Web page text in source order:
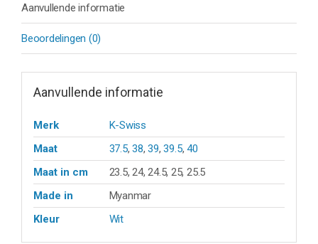
Aanvullende informatie
Beoordelingen (0)
Aanvullende informatie
Merk
K-Swiss
Maat
37.5,38,39,39.5,40
Maat in cm
23.5, 24, 24.5, 25, 25.5
Made in
Myanmar
Kleur
Wit